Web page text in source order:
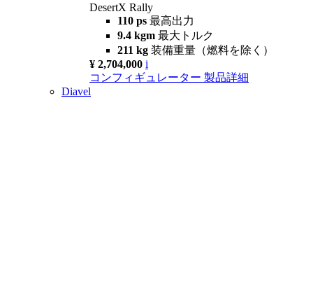
DesertX Rally
110 ps 最高出力
9.4 kgm 最大トルク
211 kg 装備重量（燃料を除く）
¥ 2,704,000 i
コンフィギュレーター 製品詳細
Diavel